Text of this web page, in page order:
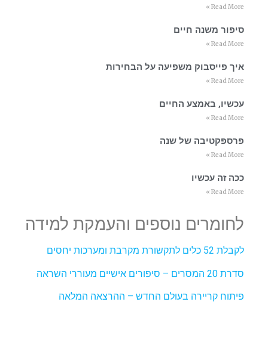
Read More »
סיפור משנה חיים
Read More »
איך פייסבוק משפיעה על הבחירות
Read More »
עכשיו, באמצע החיים
Read More »
פרספקטיבה של שנה
Read More »
ככה זה עכשיו
Read More »
לחומרים נוספים והעמקת למידה
לקבלת 52 כלים לתקשורת מקרבת ומערכות יחסים
סדרת 20 המסרים – סיפורים אישיים מעוררי השראה
פיתוח קריירה בעולם החדש – ההרצאה המלאה